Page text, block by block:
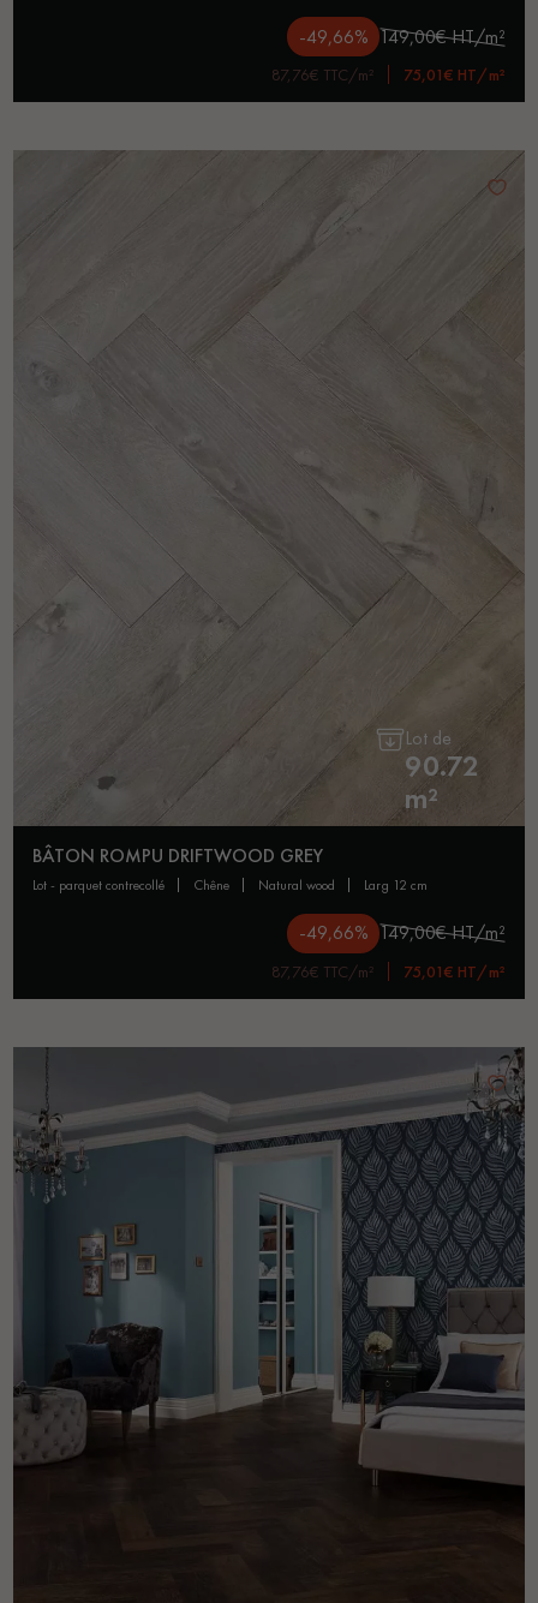
-49,66% 149,00€ HT/m²
87,76€ TTC/m² 75,01€ HT/m²
Lot de
90.72
m²
BÂTON ROMPU DRIFTWOOD GREY
lot - parquet contrecollé chêne natural wood larg 12 cm
-49,66% 149,00€ HT/m²
87,76€ TTC/m² 75,01€ HT/m²